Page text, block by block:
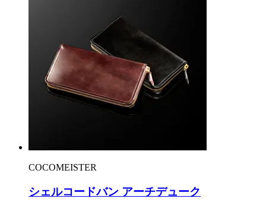
COCOMEISTER
シェルコードバン アーチデューク